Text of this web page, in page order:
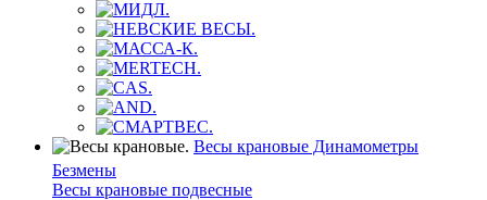
Весы крановые Динамометры
Безмены
Весы крановые подвесные